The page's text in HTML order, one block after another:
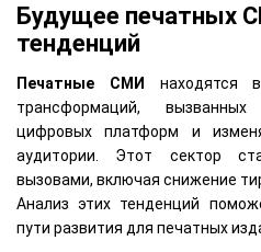
Будущее печатных
тенденций
Печатные СМИ
находятся
трансформаций,
цифровых платформ и
аудитории. Этот сектор
вызовами, включая снижение
Анализ этих тенденций
пути развития для печатных